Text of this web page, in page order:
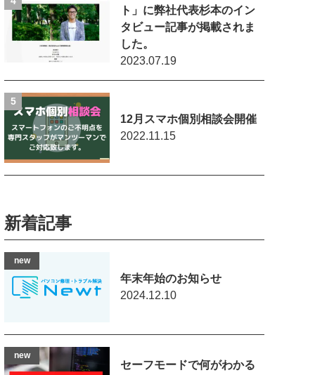
ト」に弊社代表杉本のイン
タビュー記事が掲載されま
した。
2023.07.19
12月スマホ個別相談会開催
2022.11.15
新着記事
年末年始のお知らせ
2024.12.10
セーフモードで何がわかる